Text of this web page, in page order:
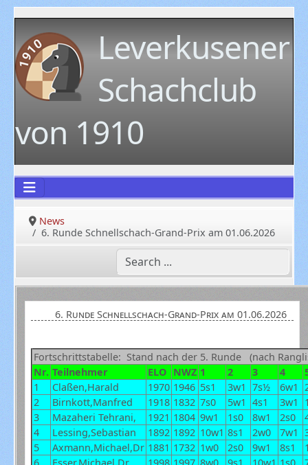
Leverkusener
Schachclub
von 1910
News
6. Runde Schnellschach-Grand-Prix am 01.06.2026
6. Runde Schnellschach-Grand-Prix am 01.06.2026
Fortschrittstabelle: Stand nach der 5. Runde (nach
Nr. Teilnehmer ELO NWZ 1 2 3 4
1
Claßen,Harald 1970 1946 5s1 3w1 7s½ 6w1
2
Birnkott,Manfred 1918 1832 7s0 5w1 4s1 3w1
3
Mazaheri Tehrani, 1921 1804 9w1 1s0 8w1 2s0
4
Lessing,Sebastian 1892 1892 10w1 8s1 2w0 7w1
5
Axmann,Michael,Dr 1881 1732 1w0 2s0 9w1 8s1